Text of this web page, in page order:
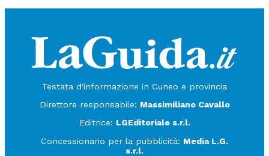
Testata d'informazione in Cuneo e provincia
Direttore responsabile: Massimiliano Cavallo
Editrice: LGEditoriale s.r.l.
Concessionario per la pubblicità: Media L.G.
s.r.l.